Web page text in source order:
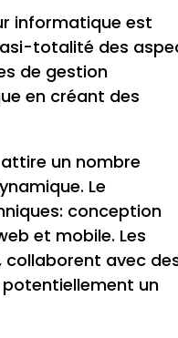
informatique est
totalité des
de gestion
en créant des
un nombre
Le
conception
et mobile. Les
collaborent avec
un